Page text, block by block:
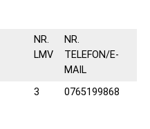
NR.
LMV
NR.
TELEFON/E-
MAIL
3 0765199868